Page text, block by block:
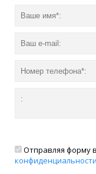
Отправляя форму
конфиденциальности